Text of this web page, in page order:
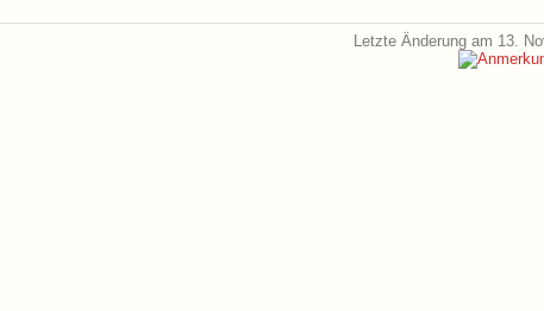
Letzte Änderung am 13.